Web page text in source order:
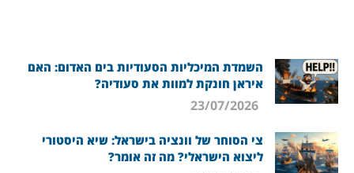
השמדת המיכליות הסעודיות בים האדום: האם
איראן חונקת למוות את סעודיה?
צי הסוחר של וונציה בישראל: שיא היסטורי
ליצוא הישראלי? מה זה אומר?